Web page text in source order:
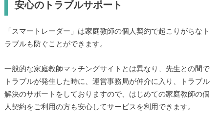
安心のトラブルサポート
「スマートレーダー」は家庭教師の個人契約で起こりがちなト
ラブルも防ぐことができます。
一般的な家庭教師マッチングサイトとは異なり、先生との間で
トラブルが発生した時に、運営事務局が仲介に入り、トラブル
解決のサポートをしておりますので、はじめての家庭教師の個
人契約をご利用の方も安心してサービスを利用できます。